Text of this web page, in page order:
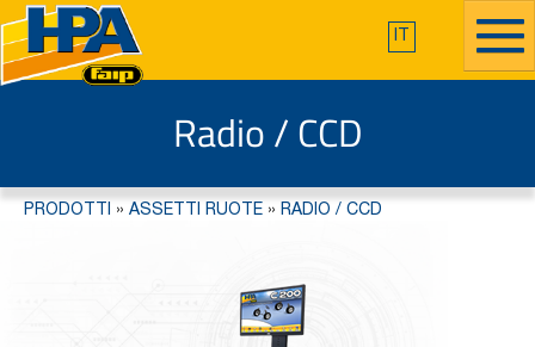
IT
Radio / CCD
PRODOTTI » ASSETTI RUOTE » RADIO / CCD